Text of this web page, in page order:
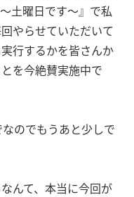
土曜日です〜』で私
やらせていただいて
行するかを皆さんか
を今絶賛実施中で
のでもうあと少しで
んて、本当に今回が